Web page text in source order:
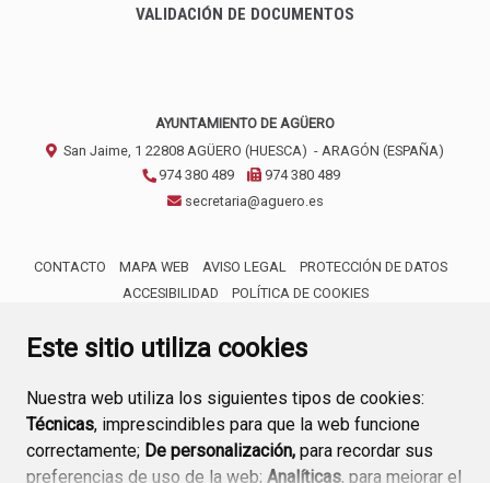
Este sitio utiliza cookies
Nuestra web utiliza los siguientes tipos de cookies:
Técnicas, imprescindibles para que la web funcione
correctamente; De personalización, para recordar sus
preferencias de uso de la web; Analíticas, para mejorar el
VALIDACIÓN DE DOCUMENTOS
AYUNTAMIENTO DE AGÜERO
San Jaime, 1 22808 AGÜERO (HUESCA) - ARAGÓN (ESPAÑA)
974 380 489
974 380 489
secretaria@aguero.es
CONTACTO MAPA WEB AVISO LEGAL
PROTECCIÓN DE DATOS
ACCESIBILIDAD
POLÍTICA DE COOKIES